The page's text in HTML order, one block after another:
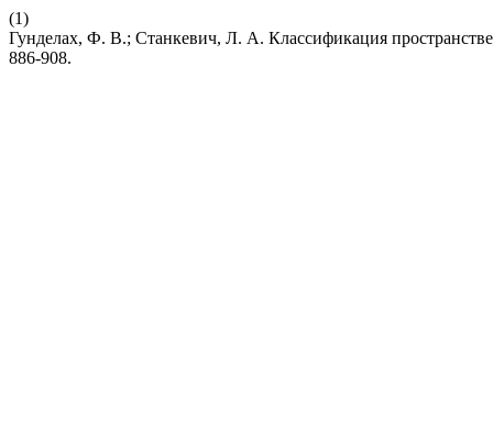
(1)
Гунделах, Ф. В.; Станкевич, Л. А. Классификация
886-908.